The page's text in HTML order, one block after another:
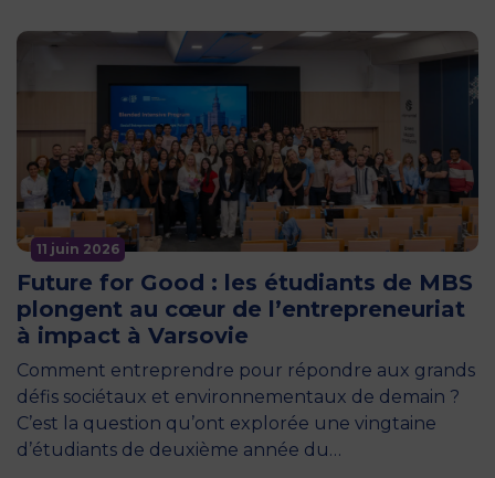
11 juin 2026
Future for Good : les étudiants de MBS
plongent au cœur de l’entrepreneuriat
à impact à Varsovie
Comment entreprendre pour répondre aux grands
défis sociétaux et environnementaux de demain ?
C’est la question qu’ont explorée une vingtaine
d’étudiants de deuxième année du…